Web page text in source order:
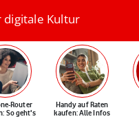
digitale Kultur
Router
So geht's
Handy auf Raten
kaufen: Alle Infos